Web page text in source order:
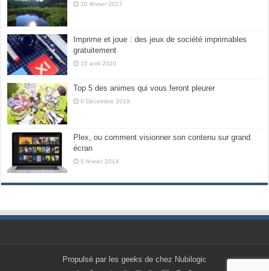
20 février 2017
Imprime et joue : des jeux de société imprimables
gratuitement
10 avril 2020
Top 5 des animes qui vous feront pleurer
8 Décembre 2018
Plex, ou comment visionner son contenu sur grand
écran
5 février 2014
Propulsé par les geeks de chez Nubilogic